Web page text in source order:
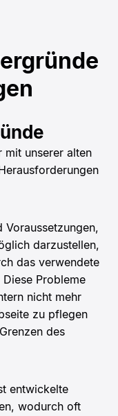
mit unserer alten
Voraussetzungen,
darzustellen,
das verwendete
Probleme
nicht mehr
zu pflegen
des
entwickelte
wodurch oft